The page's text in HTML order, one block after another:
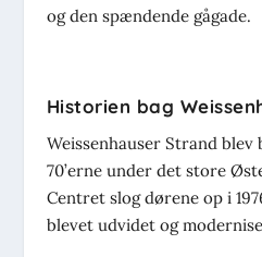
og den spændende gågade.
Historien bag
Weissenhauser Strand blev
70’erne under det store
Centret slog dørene op i
blevet udvidet og